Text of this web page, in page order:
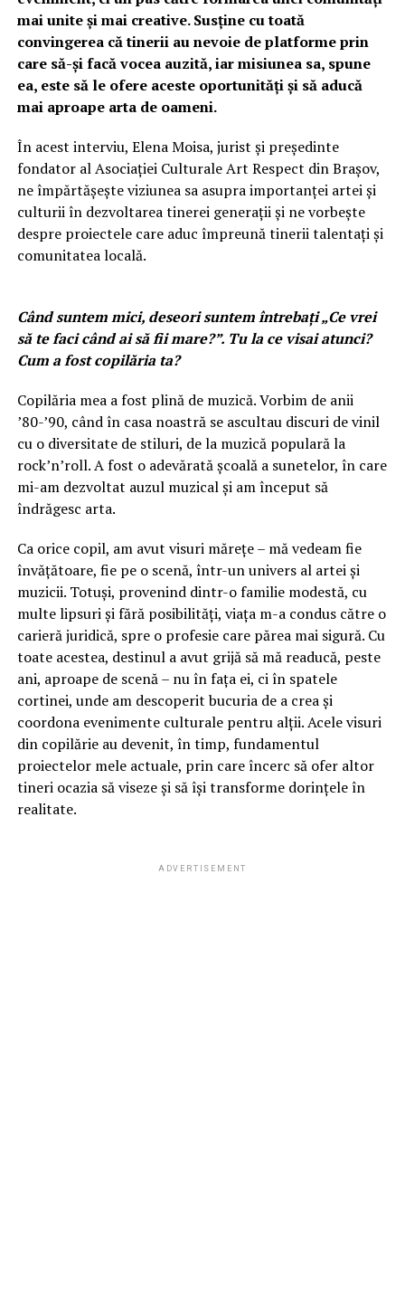
mai unite și mai creative. Susține cu toată
convingerea că tinerii au nevoie de platforme prin
care să-și facă vocea auzită, iar misiunea sa, spune
ea, este să le ofere aceste oportunități și să aducă
mai aproape arta de oameni.
În acest interviu, Elena Moisa, jurist și președinte
fondator al Asociației Culturale Art Respect din Brașov,
ne împărtășește viziunea sa asupra importanței artei și
culturii în dezvoltarea tinerei generații și ne vorbește
despre proiectele care aduc împreună tinerii talentați și
comunitatea locală.
Când suntem mici, deseori suntem întrebați „Ce vrei
să te faci când ai să fii mare?”. Tu la ce visai atunci?
Cum a fost copilăria ta?
Copilăria mea a fost plină de muzică. Vorbim de anii
’80-’90, când în casa noastră se ascultau discuri de vinil
cu o diversitate de stiluri, de la muzică populară la
rock’n’roll. A fost o adevărată școală a sunetelor, în care
mi-am dezvoltat auzul muzical și am început să
îndrăgesc arta.
Ca orice copil, am avut visuri mărețe – mă vedeam fie
învățătoare, fie pe o scenă, într-un univers al artei și
muzicii. Totuși, provenind dintr-o familie modestă, cu
multe lipsuri și fără posibilități, viața m-a condus către o
carieră juridică, spre o profesie care părea mai sigură. Cu
toate acestea, destinul a avut grijă să mă readucă, peste
ani, aproape de scenă – nu în fața ei, ci în spatele
cortinei, unde am descoperit bucuria de a crea și
coordona evenimente culturale pentru alții. Acele visuri
din copilărie au devenit, în timp, fundamentul
proiectelor mele actuale, prin care încerc să ofer altor
tineri ocazia să viseze și să își transforme dorințele în
realitate.
ADVERTISEMENT